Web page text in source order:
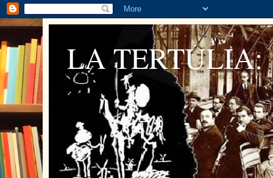
LA TERTULIA: